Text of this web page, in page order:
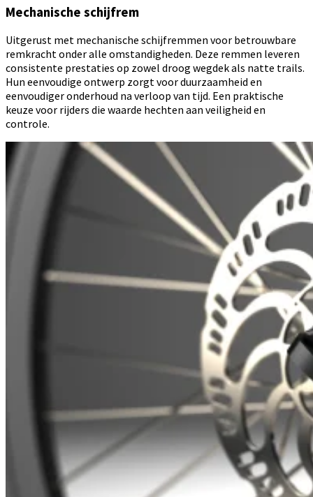
Mechanische schijfrem
Uitgerust met mechanische schijfremmen voor betrouwbare
remkracht onder alle omstandigheden. Deze remmen leveren
consistente prestaties op zowel droog wegdek als natte trails.
Hun eenvoudige ontwerp zorgt voor duurzaamheid en
eenvoudiger onderhoud na verloop van tijd. Een praktische
keuze voor rijders die waarde hechten aan veiligheid en
controle.